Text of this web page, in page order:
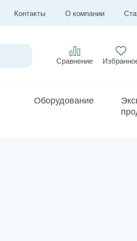
Контакты О компании
Сравнение
Оборудование